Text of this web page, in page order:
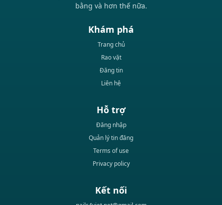
bằng và hơn thế nữa.
Khám phá
Trang chủ
Rao vặt
Đăng tin
Liên hệ
Hỗ trợ
Đăng nhập
Quản lý tin đăng
Terms of use
Privacy policy
Kết nối